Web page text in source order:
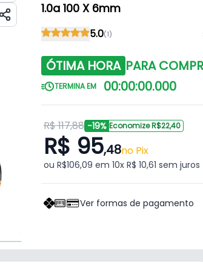
1.0a 100 X 6mm
5.0(1)
ÓTIMA HORA PARA
TERMINA EM 00:00:00.000
R$ 117,88 -19% Economize R$22,40
R$ 95,48no Pix
ou R$106,09 em 10x R$ 10,61 sem juros
Ver formas de pagamento